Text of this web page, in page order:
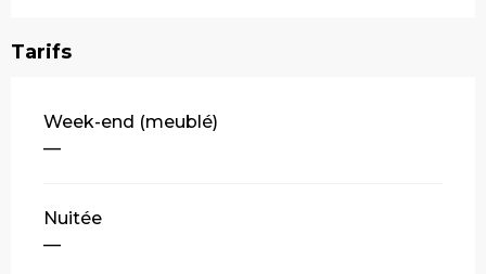
Tarifs
Tarifs 2026
Week-end (meublé)
—
Nuitée
—